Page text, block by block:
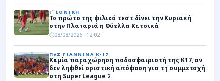
Γ΄ ΕΘΝΙΚΗ
Το πρώτο της φιλικό τεστ δίνει την Κυριακή
στην Πλαταριά η Θύελλα Κατσικά
08/08/2026 · 12:02
ΠΑΣ ΓΙΑΝΝΙΝΑ Κ-17
Καμία παραχώρηση ποδοσφαιριστή της Κ17, αν
δεν ληφθεί οριστική απόφαση για τη συμμετοχή
στη Super League 2